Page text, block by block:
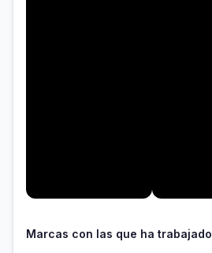
Marcas con las que ha trabajado